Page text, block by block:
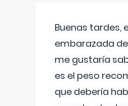
Buenas tardes,
embarazada
me gustaría
es el peso
que debería